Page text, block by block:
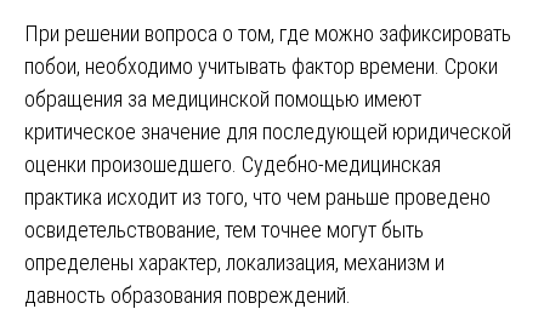
При решении вопроса о том, где можно зафиксировать
побои, необходимо учитывать фактор времени. Сроки
обращения за медицинской помощью имеют
критическое значение для последующей юридической
оценки произошедшего. Судебно-медицинская
практика исходит из того, что чем раньше проведено
освидетельствование, тем точнее могут быть
определены характер, локализация, механизм и
давность образования повреждений.